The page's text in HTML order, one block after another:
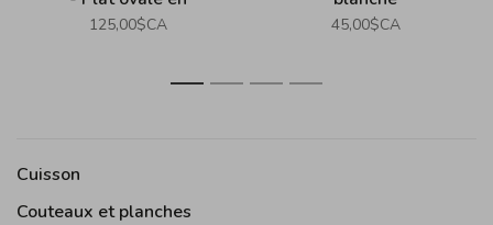
porcelaine 41x32cm
125,00$CA 45,00$CA
1 2 3 4
Cuisson
Couteaux et planches